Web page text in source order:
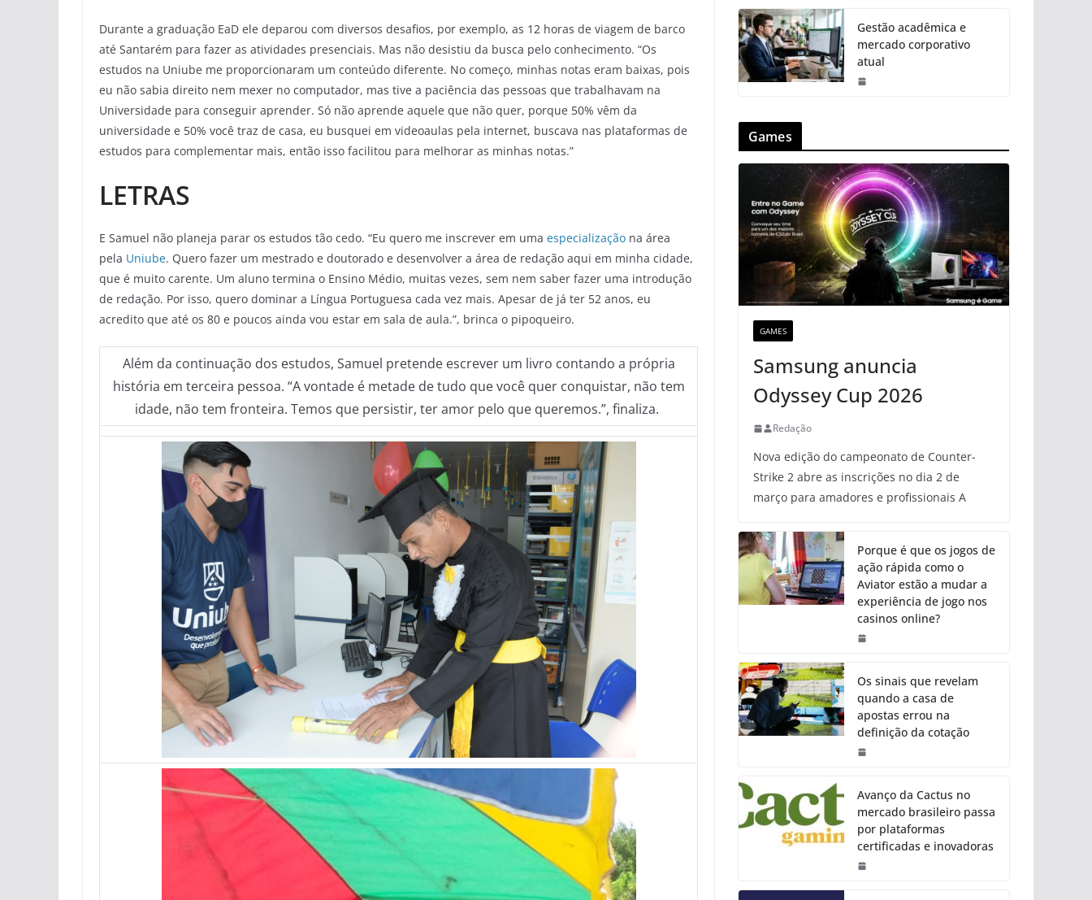
Durante a graduação EaD ele deparou com diversos desafios, por exemplo, as 12 horas de viagem de barco
até Santarém para fazer as atividades presenciais. Mas não desistiu da busca pelo conhecimento. “Os
estudos na Uniube me proporcionaram um conteúdo diferente. No começo, minhas notas eram baixas, pois
eu não sabia direito nem mexer no computador, mas tive a paciência das pessoas que trabalhavam na
Universidade para conseguir aprender. Só não aprende aquele que não quer, porque 50% vêm da
universidade e 50% você traz de casa, eu busquei em videoaulas pela internet, buscava nas plataformas de
estudos para complementar mais, então isso facilitou para melhorar as minhas notas.”
LETRAS
E Samuel não planeja parar os estudos tão cedo. “Eu quero me inscrever em uma especialização na área
pela Uniube. Quero fazer um mestrado e doutorado e desenvolver a área de redação aqui em minha cidade,
que é muito carente. Um aluno termina o Ensino Médio, muitas vezes, sem nem saber fazer uma introdução
de redação. Por isso, quero dominar a Língua Portuguesa cada vez mais. Apesar de já ter 52 anos, eu
acredito que até os 80 e poucos ainda vou estar em sala de aula.”, brinca o pipoqueiro.
Além da continuação dos estudos, Samuel pretende escrever um livro contando a própria
história em terceira pessoa. “A vontade é metade de tudo que você quer conquistar, não tem
idade, não tem fronteira. Temos que persistir, ter amor pelo que queremos.”, finaliza.
Gestão acadêmica e
mercado corporativo
atual
Games
GAMES
Samsung anuncia
Odyssey Cup 2026
Redação
Nova edição do campeonato de Counter-
Strike 2 abre as inscrições no dia 2 de
março para amadores e profissionais A
Porque é que os jogos de
ação rápida como o
Aviator estão a mudar a
experiência de jogo nos
casinos online?
Os sinais que revelam
quando a casa de
apostas errou na
definição da cotação
Avanço da Cactus no
mercado brasileiro passa
por plataformas
certificadas e inovadoras